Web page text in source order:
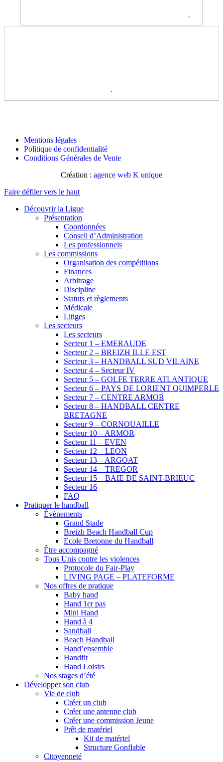
.
.
Mentions légales
Politique de confidentialité
Conditions Générales de Vente
Création : agence web K unique
Faire défiler vers le haut
Découvrir la Ligue
Présentation
Coordonnées
Conseil d’Administration
Les professionnels
Les commissions
Organisation des compétitions
Finances
Arbitrage
Discipline
Statuts et règlements
Médicale
Litiges
Les secteurs
Les secteurs
Secteur 1 – EMERAUDE
Secteur 2 – BREIZH ILLE EST
Secteur 3 – HANDBALL SUD VILAINE
Secteur 4 – Secteur IV
Secteur 5 – GOLFE TERRE ATLANTIQUE
Secteur 6 – PAYS DE LORIENT QUIMPERLE
Secteur 7 – CENTRE ARMOR
Secteur 8 – HANDBALL CENTRE
BRETAGNE
Secteur 9 – CORNOUAILLE
Secteur 10 – ARMOR
Secteur 11 – EVEN
Secteur 12 – LEON
Secteur 13 – ARGOAT
Secteur 14 – TREGOR
Secteur 15 – BAIE DE SAINT-BRIEUC
Secteur 16
FAQ
Pratiquer le handball
Évènements
Grand Stade
Breizh Beach Handball Cup
Ecole Bretonne du Handball
Être accompagné
Tous Unis contre les violences
Protocole du Fair-Play
LIVING PAGE – PLATEFORME
Nos offres de pratique
Baby hand
Hand 1er pas
Mini Hand
Hand à 4
Sandball
Beach Handball
Hand’ensemble
Handfit
Hand Loisirs
Nos stages d’été
Développer son club
Vie de club
Créer un club
Créer une antenne club
Créer une commission Jeune
Prêt de matériel
Kit de matériel
Structure Gonflable
Citoyenneté